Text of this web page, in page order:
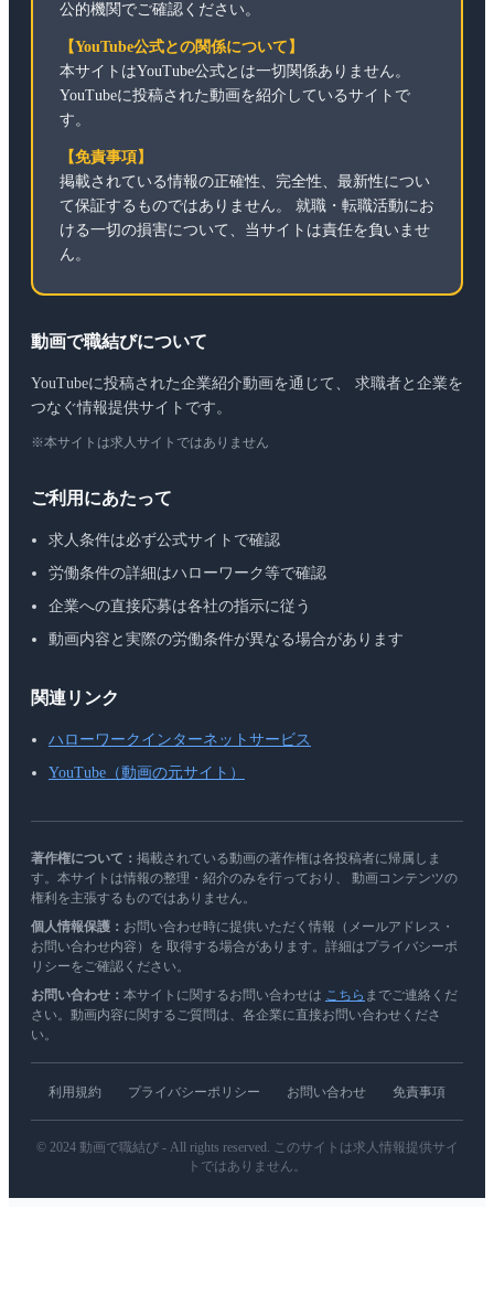
公的機関でご確認ください。
【YouTube公式との関係について】
本サイトはYouTube公式とは一切関係ありません。
YouTubeに投稿された動画を紹介しているサイトで
す。
【免責事項】
掲載されている情報の正確性、完全性、最新性につい
て保証するものではありません。 就職・転職活動にお
ける一切の損害について、当サイトは責任を負いませ
ん。
動画で職結びについて
YouTubeに投稿された企業紹介動画を通じて、 求職者と企業を
つなぐ情報提供サイトです。
※本サイトは求人サイトではありません
ご利用にあたって
求人条件は必ず公式サイトで確認
労働条件の詳細はハローワーク等で確認
企業への直接応募は各社の指示に従う
動画内容と実際の労働条件が異なる場合があります
関連リンク
ハローワークインターネットサービス
YouTube（動画の元サイト）
著作権について： 掲載されている動画の著作権は各投稿者に帰属しま
す。本サイトは情報の整理・紹介のみを行っており、 動画コンテンツの
権利を主張するものではありません。
個人情報保護： お問い合わせ時に提供いただく情報（メールアドレス・
お問い合わせ内容）を 取得する場合があります。詳細はプライバシーポ
リシーをご確認ください。
お問い合わせ： 本サイトに関するお問い合わせは こちら までご連絡くだ
さい。動画内容に関するご質問は、各企業に直接お問い合わせくださ
い。
利用規約 プライバシーポリシー お問い合わせ 免責事項
© 2024 動画で職結び - All rights reserved. このサイトは求人情報提供サイ
トではありません。